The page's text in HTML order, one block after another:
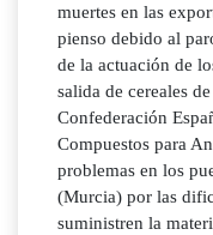
muertes en las
pienso debido al
de la actuación de
salida de cereales
Confederación
Compuestos para
problemas en los
(Murcia) por las
suministren la